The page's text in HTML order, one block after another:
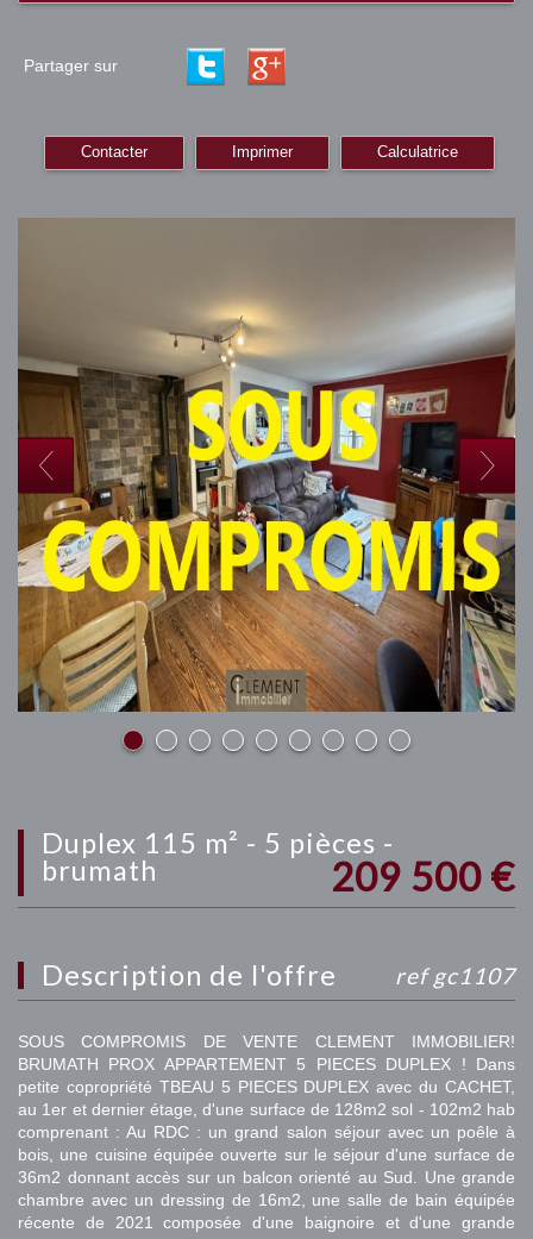
Partager sur
Contacter Imprimer Calculatrice
duplex 115 m² - 5 pièces -
brumath
209 500 €
description de l'offre ref gc1107
SOUS COMPROMIS DE VENTE CLEMENT IMMOBILIER!
BRUMATH PROX APPARTEMENT 5 PIECES DUPLEX ! Dans
petite copropriété TBEAU 5 PIECES DUPLEX avec du CACHET,
au 1er et dernier étage, d'une surface de 128m2 sol - 102m2 hab
comprenant : Au RDC : un grand salon séjour avec un poêle à
bois, une cuisine équipée ouverte sur le séjour d'une surface de
36m2 donnant accès sur un balcon orienté au Sud. Une grande
chambre avec un dressing de 16m2, une salle de bain équipée
récente de 2021 composée d'une baignoire et d'une grande